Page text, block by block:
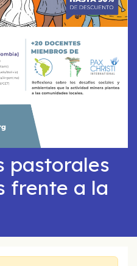
pastorales
frente a la